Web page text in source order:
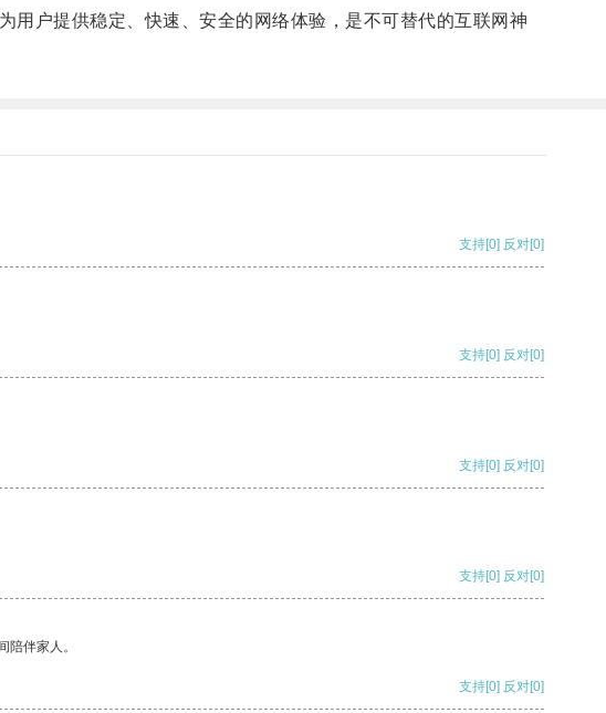
户提供稳定、快速、安全的网络体验，是不可替代的互联网神
支持[0] 反对[0]
支持[0] 反对[0]
支持[0] 反对[0]
支持[0] 反对[0]
伴家人。
支持[0] 反对[0]